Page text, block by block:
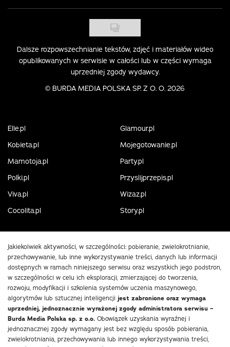
Dalsze rozpowszechnianie tekstów, zdjęć i materiałów wideo
opublikowanych w serwisie w całości lub w części wymaga
uprzedniej zgody wydawcy.
© BURDA MEDIA POLSKA SP. Z O. O. 2026
Elle.pl
Glamour.pl
Kobieta.pl
Mojegotowanie.pl
Mamotoja.pl
Party.pl
Polki.pl
Przyslijprzepis.pl
Viva.pl
Wizaz.pl
Cocolita.pl
Story.pl
Jakiekolwiek aktywności, w szczególności: pobieranie, zwielokrotnianie,
przechowywanie, lub inne wykorzystywanie treści, danych lub informacji
dostępnych w ramach niniejszego serwisu oraz wszystkich jego podstron,
w szczególności w celu ich eksploracji, zmierzającej do tworzenia,
rozwoju, modyfikacji i szkolenia systemów uczenia maszynowego,
algorytmów lub sztucznej inteligencji jest zabronione oraz wymaga
uprzedniej, jednoznacznie wyrażonej zgody administratora serwisu –
Burda Media Polska sp. z o.o. Obowiązek uzyskania wyraźnej i
jednoznacznej zgody wymagany jest bez względu sposób pobierania,
zwielokrotniania, przechowywania lub innego wykorzystywania treści,